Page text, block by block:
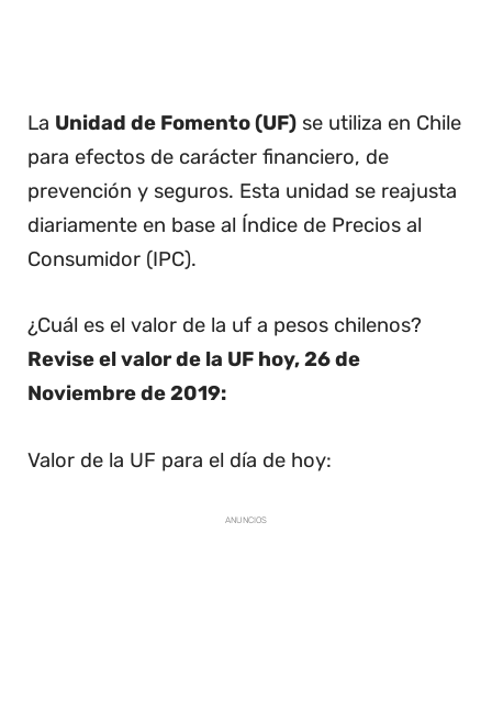
La Unidad de Fomento (UF) se utiliza en Chile
para efectos de carácter financiero, de
prevención y seguros. Esta unidad se reajusta
diariamente en base al Índice de Precios al
Consumidor (IPC).
¿Cuál es el valor de la uf a pesos chilenos?
Revise el valor de la UF hoy, 26 de
Noviembre de 2019:
Valor de la UF para el día de hoy:
ANUNCIOS